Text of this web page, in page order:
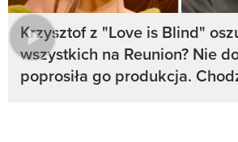
Krzysztof z "Love is Blind"
wszystkich na Reunion? Nie
poprosiła go produkcja.